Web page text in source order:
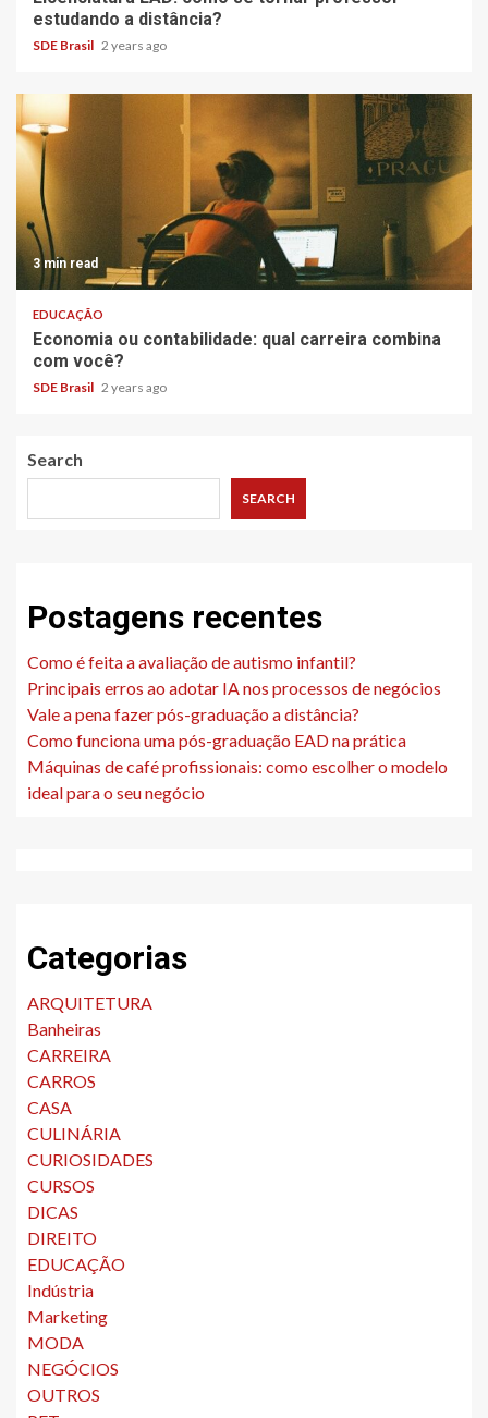
estudando a distância?
SDE Brasil 2 years ago
3 min read
EDUCAÇÃO
Economia ou contabilidade: qual carreira combina
com você?
SDE Brasil 2 years ago
Search
SEARCH
Postagens recentes
Como é feita a avaliação de autismo infantil?
Principais erros ao adotar IA nos processos de negócios
Vale a pena fazer pós-graduação a distância?
Como funciona uma pós-graduação EAD na prática
Máquinas de café profissionais: como escolher o modelo
ideal para o seu negócio
Categorias
ARQUITETURA
Banheiras
CARREIRA
CARROS
CASA
CULINÁRIA
CURIOSIDADES
CURSOS
DICAS
DIREITO
EDUCAÇÃO
Indústria
Marketing
MODA
NEGÓCIOS
OUTROS